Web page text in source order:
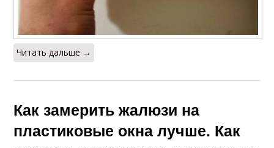
Читать дальше →
Как замерить жалюзи на
пластиковые окна лучше. Как